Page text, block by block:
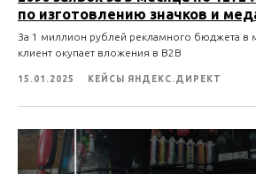
по изготовлению значков и
За 1 миллион рублей рекламного бюджета в
клиент окупает вложения в B2B
15.01.2025 КЕЙСЫ ЯНДЕКС.ДИРЕКТ